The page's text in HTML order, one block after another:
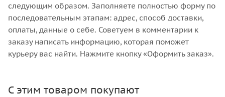
следующим образом. Заполняете полностью форму по
последовательным этапам: адрес, способ доставки,
оплаты, данные о себе. Советуем в комментарии к
заказу написать информацию, которая поможет
курьеру вас найти. Нажмите кнопку «Оформить заказ».
С этим товаром покупают